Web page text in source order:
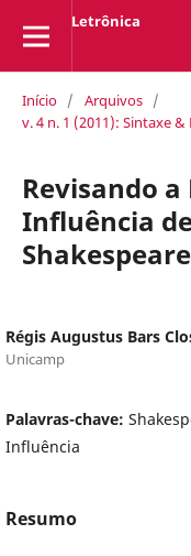
Letrônica
Início / Arquivos /
v. 4 n. 1 (2011): Sintaxe
Revisando
Influência
Shakespeare
Régis Augustus Bars
Unicamp
Palavras-chave:
Influência
Resumo